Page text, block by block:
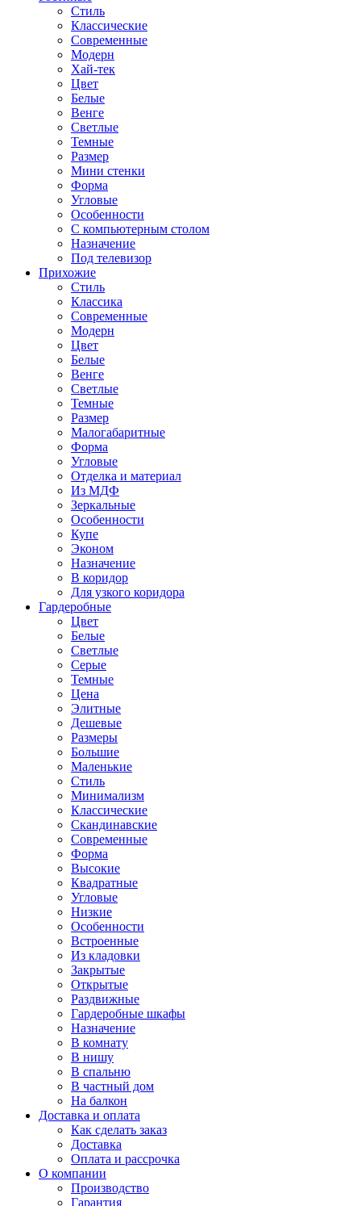
Стиль
Классические
Современные
Модерн
Хай-тек
Цвет
Белые
Венге
Светлые
Темные
Размер
Мини стенки
Форма
Угловые
Особенности
С компьютерным столом
Назначение
Под телевизор
Прихожие
Стиль
Классика
Современные
Модерн
Цвет
Белые
Венге
Светлые
Темные
Размер
Малогабаритные
Форма
Угловые
Отделка и материал
Из МДФ
Зеркальные
Особенности
Купе
Эконом
Назначение
В коридор
Для узкого коридора
Гардеробные
Цвет
Белые
Светлые
Серые
Темные
Цена
Элитные
Дешевые
Размеры
Большие
Маленькие
Стиль
Минимализм
Классические
Скандинавские
Современные
Форма
Высокие
Квадратные
Угловые
Низкие
Особенности
Встроенные
Из кладовки
Закрытые
Открытые
Раздвижные
Гардеробные шкафы
Назначение
В комнату
В нишу
В спальню
В частный дом
На балкон
Доставка и оплата
Как сделать заказ
Доставка
Оплата и рассрочка
О компании
Производство
Гарантия